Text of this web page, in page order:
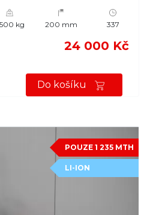
500 kg 200 mm 337
24 000 Kč
Do košíku
POUZE 1 235 MTH
LI-ION